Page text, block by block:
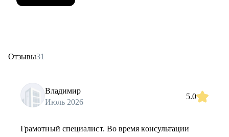
Отзывы31
Владимир
Июль 2026
5.0
Грамотный специалист. Во время консультации